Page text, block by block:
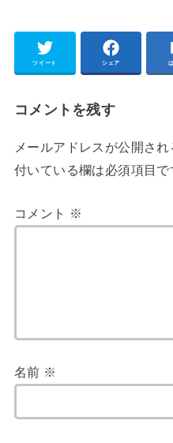
ツイート シェア
コメントを残す
メールアドレスが公開され
付いている欄は必須項目で
コメント ※
名前 ※